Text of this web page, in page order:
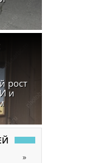
рост
и
»